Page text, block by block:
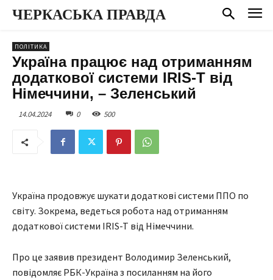
ЧЕРКАСЬКА ПРАВДА
ПОЛІТИКА
Україна працює над отриманням
додаткової системи IRIS-T від
Німеччини, – Зеленський
14.04.2024 0 500
Україна продовжує шукати додаткові системи ППО по
світу. Зокрема, ведеться робота над отриманням
додаткової системи IRIS-T від Німеччини.
Про це заявив президент Володимир Зеленський,
повідомляє РБК-Україна з посиланням на його